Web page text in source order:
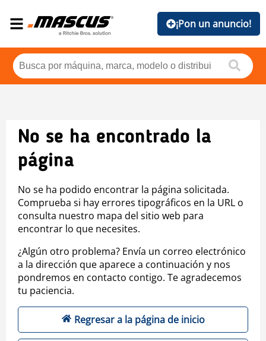
¡Pon un anuncio!
No se ha encontrado la
página
No se ha podido encontrar la página solicitada.
Comprueba si hay errores tipográficos en la URL o
consulta nuestro mapa del sitio web para
encontrar lo que necesites.
¿Algún otro problema? Envía un correo electrónico
a la dirección que aparece a continuación y nos
pondremos en contacto contigo. Te agradecemos
tu paciencia.
Regresar a la página de inicio